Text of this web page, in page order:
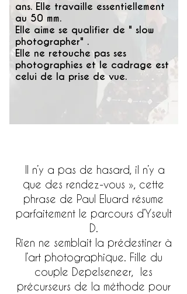
ans. Elle travaille essentiellement
au 50 mm.
Elle aime se qualifier de " slow
photographer" .
Elle ne retouche pas ses
photographies et le cadrage est
celui de la prise de vue.
Il n’y a pas de hasard, il n’y a
que des rendez-vous », cette
phrase de Paul Eluard résume
parfaitement le parcours d’Yseult
D.
Rien ne semblait la prédestiner à
l’art photographique. Fille du
couple Depelseneer, les
précurseurs de la méthode pour